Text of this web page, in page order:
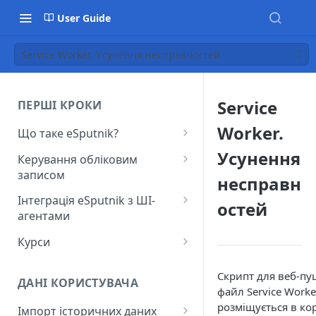
User Guide
Service Worker. Усунення несправностей
ПЕРШІ КРОКИ
Що таке eSputnik?
Початок роботи з eSputnik
Огляд основних розділів
eSputnik
Розумні кампанії з eSputnik:
практичний гід по ШІ
старт
Поширені питання:
Керування обліковим
записом
Створення акаунту
Підключення МФА
Керування користувачами
Інтеграція eSputnik з ШІ-
агентами
Налаштування плагіна Yespo
для Claude Code та Claude
Налаштування плагіна Yespo
для OpenAI Codex
Курси
ДАНІ КОРИСТУВАЧА
Імпорт історичних даних
Service
Worker.
Усунення
несправн
остей
Скрипт для веб-
файл Service
розміщується в